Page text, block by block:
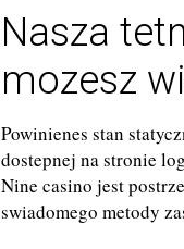
Nasza
mozesz
Powinienes stan
dostepnej na stronie
Nine casino jest
swiadomego metody